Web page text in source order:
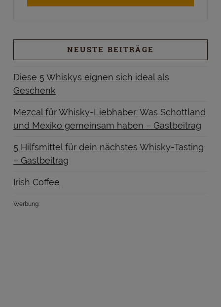
NEUSTE BEITRÄGE
Diese 5 Whiskys eignen sich ideal als
Geschenk
Mezcal für Whisky-Liebhaber: Was Schottland
und Mexiko gemeinsam haben – Gastbeitrag
5 Hilfsmittel für dein nächstes Whisky-Tasting
– Gastbeitrag
Irish Coffee
Werbung: